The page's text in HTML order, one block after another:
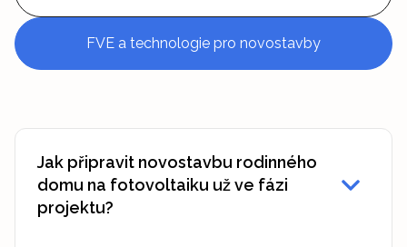
FVE a technologie pro novostavby
Jak připravit novostavbu rodinného
domu na fotovoltaiku už ve fázi
projektu?